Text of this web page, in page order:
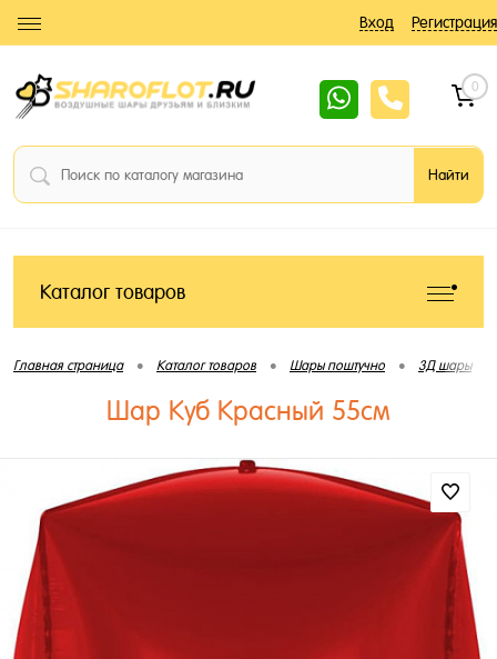
Вход Регистрация
0
Каталог товаров
Главная страница • Каталог товаров • Шары поштучно • 3Д шары
Шар Куб Красный 55см